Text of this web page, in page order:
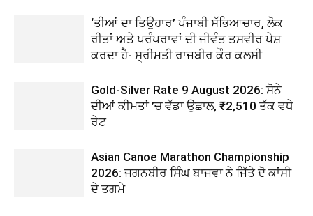
‘ਤੀਆਂ ਦਾ ਤਿਉਹਾਰ’ ਪੰਜਾਬੀ ਸੱਭਿਆਚਾਰ, ਲੋਕ
ਰੀਤਾਂ ਅਤੇ ਪਰੰਪਰਾਵਾਂ ਦੀ ਜੀਵੰਤ ਤਸਵੀਰ ਪੇਸ਼
ਕਰਦਾ ਹੈ- ਸ੍ਰੀਮਤੀ ਰਾਜਬੀਰ ਕੌਰ ਕਲਸੀ
Gold-Silver Rate 9 August 2026: ਸੋਨੇ
ਦੀਆਂ ਕੀਮਤਾਂ ’ਚ ਵੱਡਾ ਉਛਾਲ, ₹2,510 ਤੱਕ ਵਧੇ
ਰੇਟ
Asian Canoe Marathon Championship
2026: ਜਗਨਬੀਰ ਸਿੰਘ ਬਾਜਵਾ ਨੇ ਜਿੱਤੇ ਦੋ ਕਾਂਸੀ
ਦੇ ਤਗਮੇ